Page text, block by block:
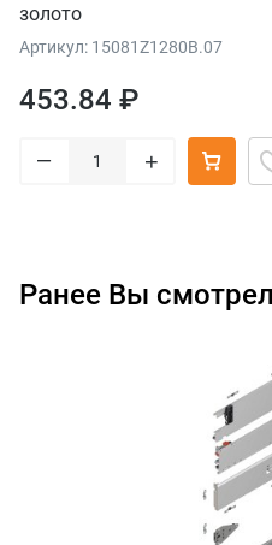
золото
Артикул: 15081Z1280B.07
453.84 ₽
– +
Ранее Вы